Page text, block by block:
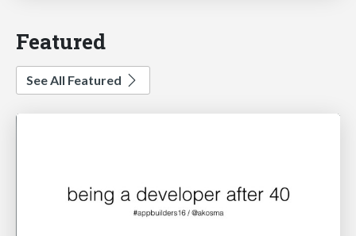
Featured
See All Featured